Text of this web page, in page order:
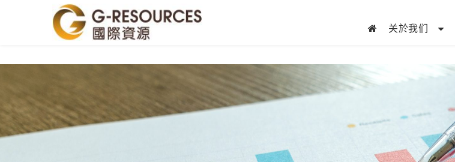
关於我们